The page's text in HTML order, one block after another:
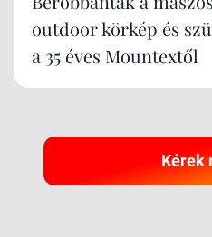
outdoor körkép és
a 35 éves Mountextől
Kérek